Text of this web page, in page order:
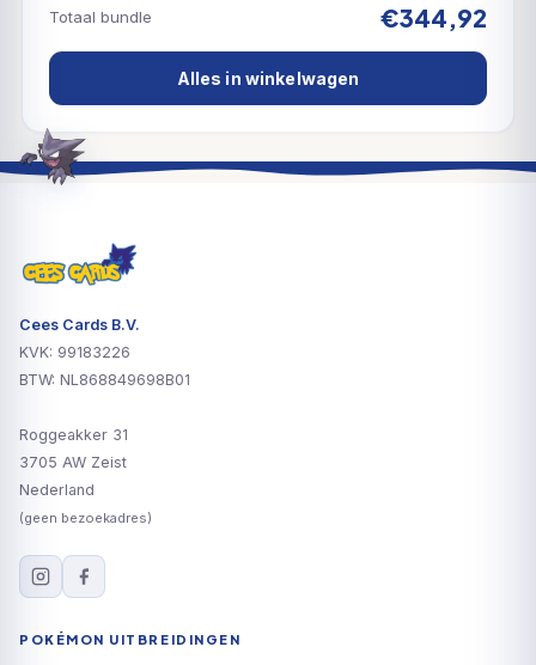
Totaal bundle €344,92
Alles in winkelwagen
Cees Cards B.V.
KVK: 99183226
BTW: NL868849698B01
Roggeakker 31
3705 AW Zeist
Nederland
(geen bezoekadres)
POKÉMON UITBREIDINGEN